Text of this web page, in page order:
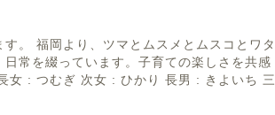
。 福岡より、ツマとムスメとムスコとワタ
常を綴っています。子育ての楽しさを共感
女 : つむぎ 次女 : ひかり 長男 : きよいち 三